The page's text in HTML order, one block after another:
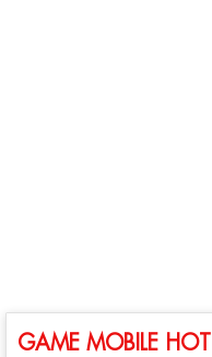
GAME MOBILE HOT